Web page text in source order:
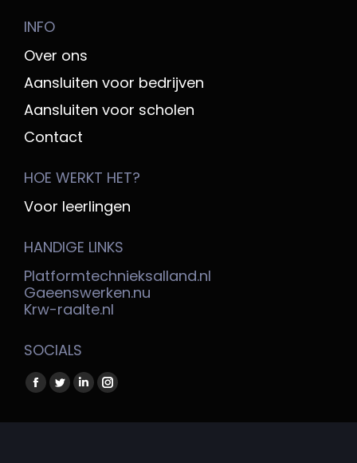
INFO
Over ons
Aansluiten voor bedrijven
Aansluiten voor scholen
Contact
HOE WERKT HET?
Voor leerlingen
HANDIGE LINKS
Platformtechnieksalland.nl
Gaeenswerken.nu
Krw-raalte.nl
SOCIALS
Vind ons op:
Facebook
Twitter
LinkedinInstagram